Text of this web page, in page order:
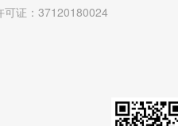
可证：37120180024